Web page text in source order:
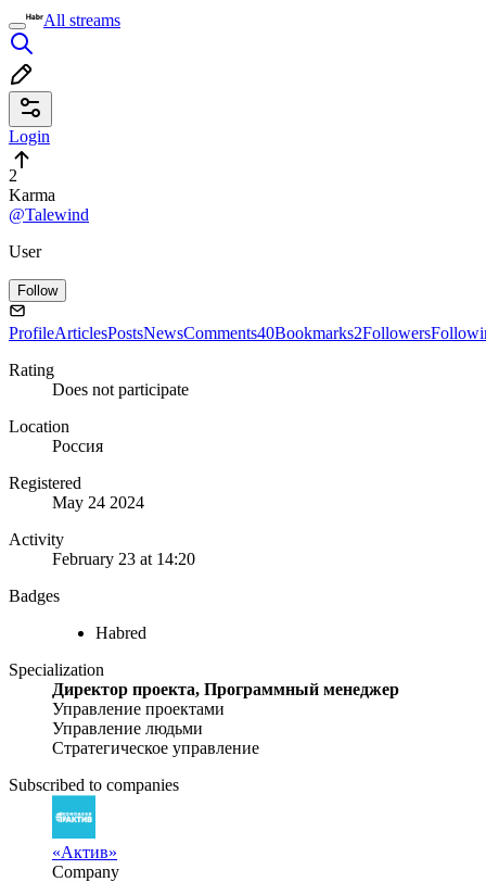
All streams
Login
2
Karma
@Talewind
User
Follow
ProfileArticlesPostsNewsComments40Bookmarks2Followers
Rating
Does not participate
Location
Россия
Registered
May 24 2024
Activity
February 23 at 14:20
Badges
Habred
Specialization
Директор проекта, Программный менеджер
Управление проектами
Управление людьми
Стратегическое управление
Subscribed to companies
«Актив»
Company